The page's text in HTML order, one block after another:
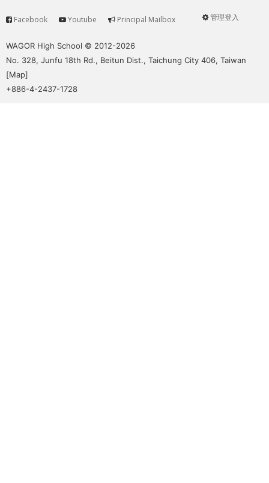
User
管理登入
Service
Facebook Youtube Principal Mailbox
WAGOR High School © 2012-2026
No. 328, Junfu 18th Rd., Beitun Dist., Taichung City 406, Taiwan
[Map]
+886-4-2437-1728